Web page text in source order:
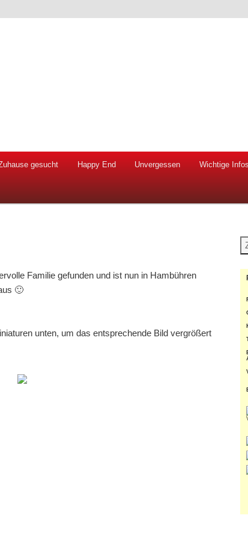
gesucht Happy End Unvergessen Wichtige Infos
Familie gefunden und ist nun in Hambühren
🙂
unten, um das entsprechende Bild vergrößert